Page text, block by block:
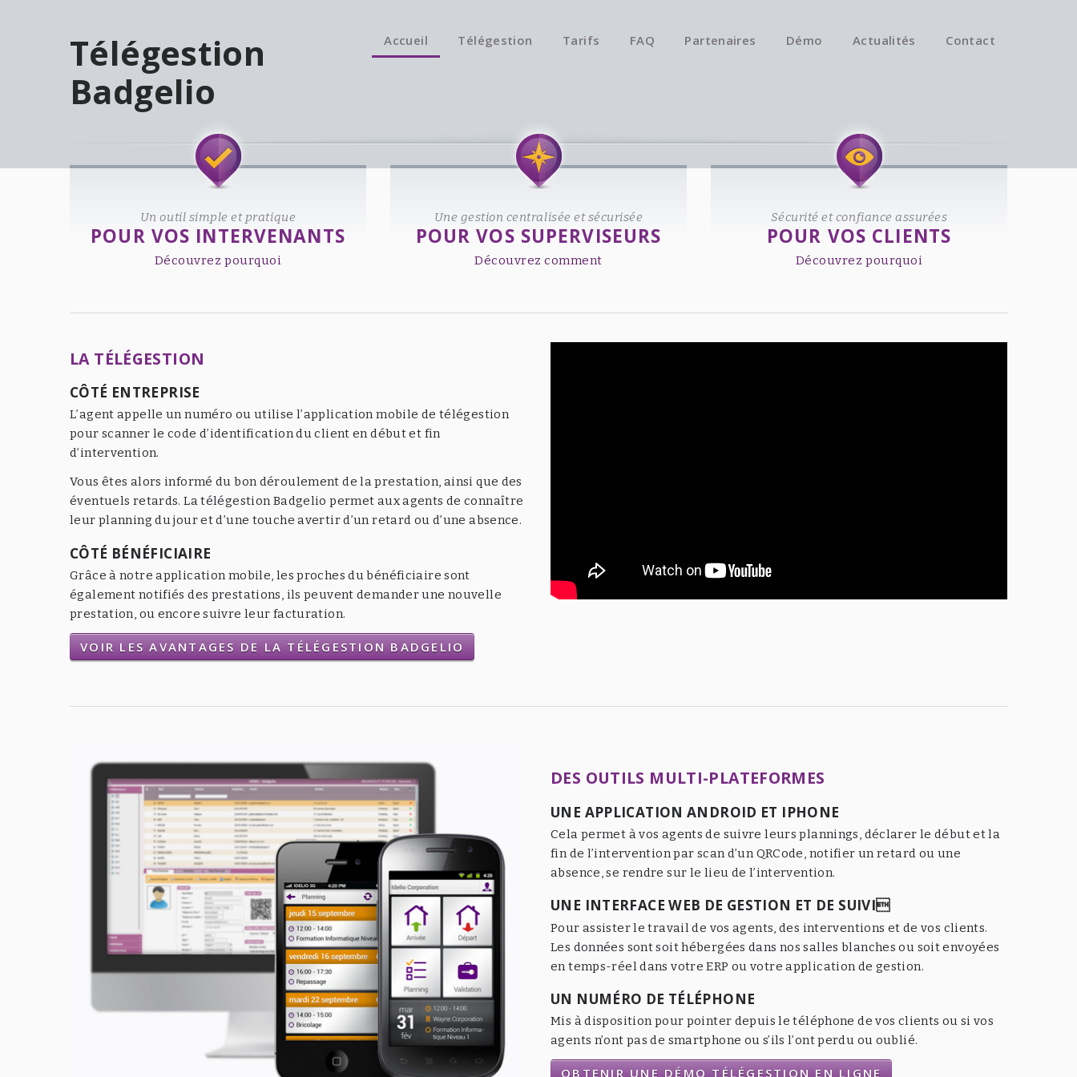
Télégestion
Badgelio
Accueil Télégestion Tarifs FAQ Partenaires Démo Actualités Contact
Welcome! Available on iOS & Android.
Un outil simple et pratique
POUR VOS INTERVENANTS
Découvrez pourquoi
Une gestion centralisée et sécurisée
POUR VOS SUPERVISEURS
Découvrez comment
Sécurité et confiance assurées
POUR VOS CLIENTS
Découvrez pourquoi
LA TÉLÉGESTION
CÔTÉ ENTREPRISE
L’agent appelle un numéro ou utilise l’application mobile de télégestion
pour scanner le code d’identification du client en début et fin
d’intervention.
Vous êtes alors informé du bon déroulement de la prestation, ainsi que des
éventuels retards. La télégestion Badgelio permet aux agents de connaître
leur planning du jour et d’une touche avertir d’un retard ou d’une absence.
CÔTÉ BÉNÉFICIAIRE
Grâce à notre application mobile, les proches du bénéficiaire sont
également notifiés des prestations, ils peuvent demander une nouvelle
prestation, ou encore suivre leur facturation.
VOIR LES AVANTAGES DE LA TÉLÉGESTION BADGELIO
DES OUTILS MULTI-PLATEFORMES
UNE APPLICATION ANDROID ET IPHONE
Cela permet à vos agents de suivre leurs plannings, déclarer le début et la
fin de l’intervention par scan d’un QRCode, notifier un retard ou une
absence, se rendre sur le lieu de l’intervention.
UNE INTERFACE WEB DE GESTION ET DE SUIVI
Pour assister le travail de vos agents, des interventions et de vos clients.
Les données sont soit hébergées dans nos salles blanches ou soit envoyées
en temps-réel dans votre ERP ou votre application de gestion.
UN NUMÉRO DE TÉLÉPHONE
Mis à disposition pour pointer depuis le téléphone de vos clients ou si vos
agents n’ont pas de smartphone ou s’ils l’ont perdu ou oublié.
OBTENIR UNE DÉMO TÉLÉGESTION EN LIGNE